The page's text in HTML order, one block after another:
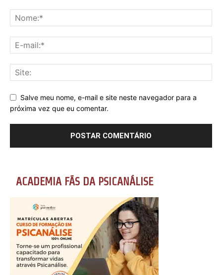
Salve meu nome, e-mail e site neste navegador para a
próxima vez que eu comentar.
ACADEMIA FÃS DA PSICANÁLISE